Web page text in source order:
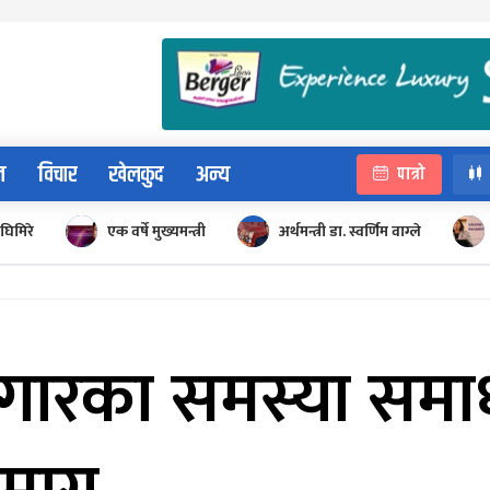
विचार खेलकुद अन्य पात्रो
एक वर्षे मुख्यमन्त्री अर्थमन्त्री डा. स्वर्णिम वाग्ले
समस्या